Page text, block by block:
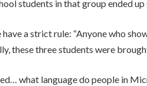
students in that group ended
a strict rule: “Anyone who
these three students were
what language do people in